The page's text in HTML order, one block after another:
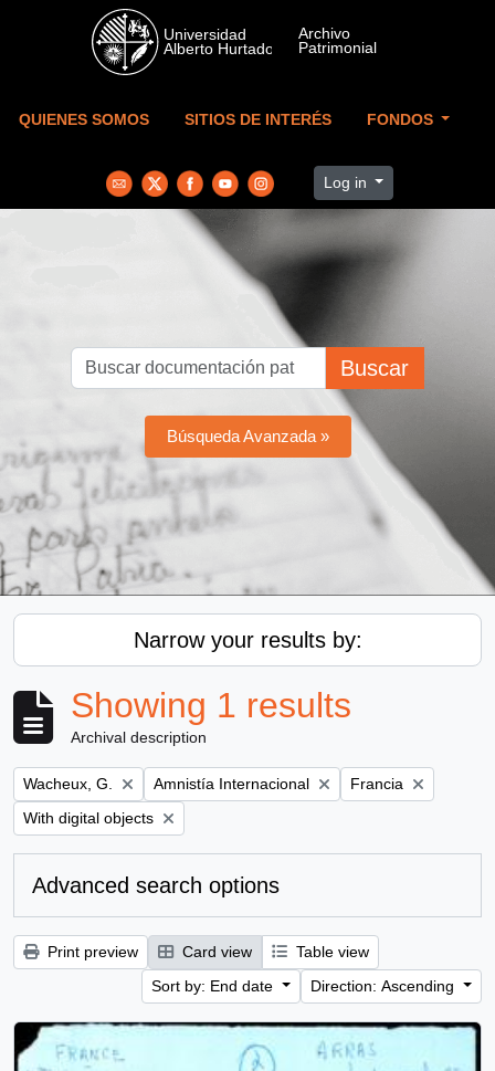
Skip to main content
QUIENES SOMOS SITIOS DE INTERÉS FONDOS
Log in
Buscar
Búsqueda Avanzada »
Narrow your results by:
Showing 1 results
Archival description
Remove filter:
Wacheux, G. Remove filter:
Amnistía Internacional Remove filter:
Francia
Remove filter:
With digital objects
Advanced search options
Print preview Card view
Table view
Sort by: End date
Direction: Ascending